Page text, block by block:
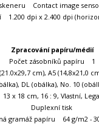
Contact image
1.200 dpi x 2.400 dpi
Zpracování papíru/médií
Počet zásobníků papíru 1
cm), A5 (14,8x21,0
DL (obálka), No. 10
13 x 18 cm, 16 : 9, Vlastní,
Duplexní tisk
gramáž papíru 64 g/m2 -